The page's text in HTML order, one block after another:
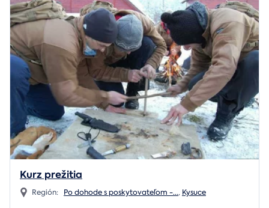
Kurz prežitia
Región: Po dohode s poskytovateľom -..., Kysuce